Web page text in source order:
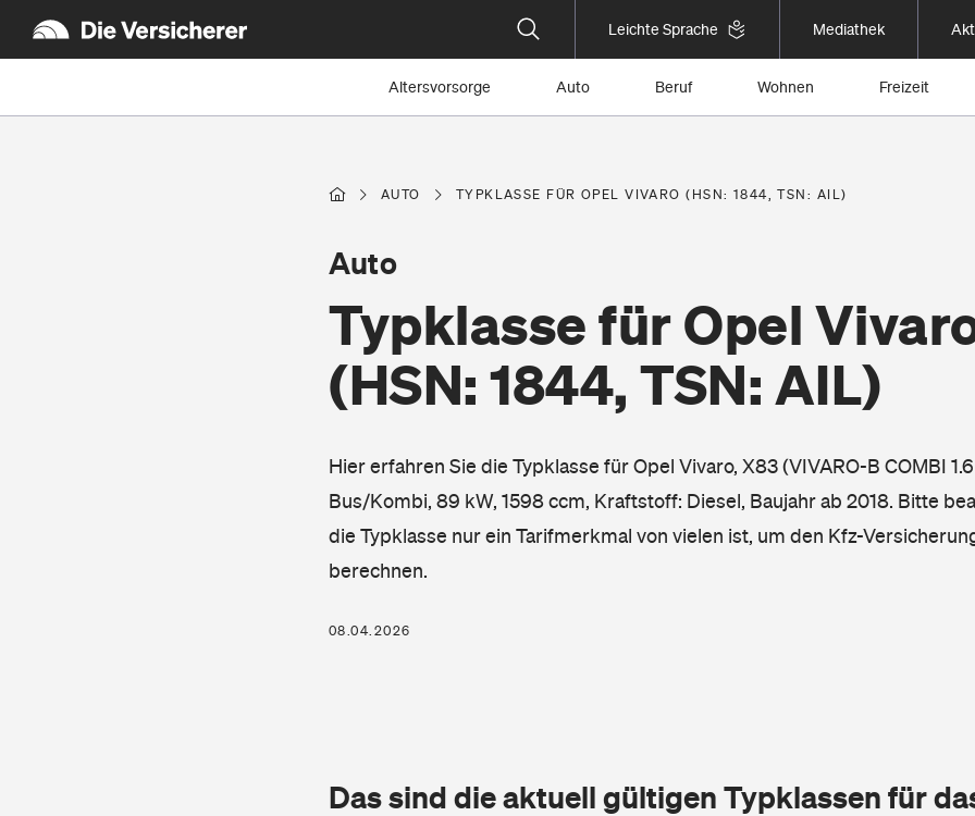
Leichte Sprache Mediathek
Altersvorsorge Auto Beruf Wohnen Freizeit
AUTO TYPKLASSE FÜR OPEL VIVARO (HSN: 1844, TSN: AIL)
Typklasse für Opel
(HSN: 1844, TSN: AIL)
Auto
Hier erfahren Sie die Typklasse für Opel Vivaro, X83 (VIVARO-B COMBI
Bus/Kombi, 89 kW, 1598 ccm, Kraftstoff: Diesel, Baujahr ab 2018. Bitte
die Typklasse nur ein Tarifmerkmal von vielen ist, um den Kfz-
berechnen.
08.04.2026
Das sind die aktuell gültigen Typklassen für